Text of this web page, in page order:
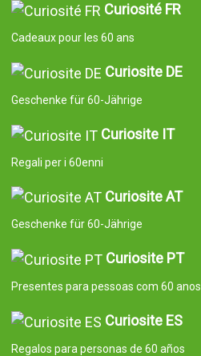
Curiosité FR
Cadeaux pour les 60 ans
Curiosite DE
Geschenke für 60-Jährige
Curiosite IT
Regali per i 60enni
Curiosite AT
Geschenke für 60-Jährige
Curiosite PT
Presentes para pessoas com 60 anos
Curiosite ES
Regalos para personas de 60 años